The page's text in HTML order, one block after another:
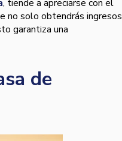
, tiende a apreciarse con el
no solo obtendrás ingresos
garantiza una
de